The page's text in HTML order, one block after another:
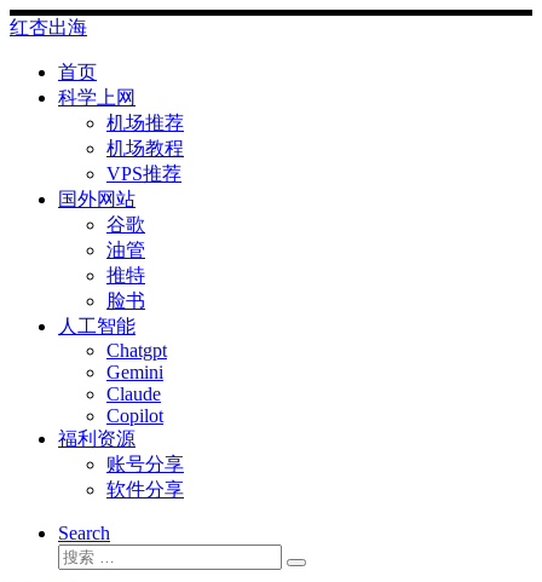
Skip
to
content
红杏出海
首页
科学上网
机场推荐
机场教程
VPS推荐
国外网站
谷歌
油管
推特
脸书
人工智能
Chatgpt
‎Gemini
Claude
Copilot
福利资源
账号分享
软件分享
Search
搜
搜